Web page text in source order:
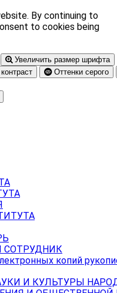
Увеличить размер шрифта
Оттенки серого
СОТРУДНИК
копий
И КУЛЬТУРЫ
By continuing to
to cookies being